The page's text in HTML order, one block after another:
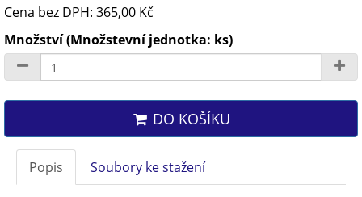
Cena bez DPH: 365,00 Kč
Množství (Množstevní jednotka: ks)
DO KOŠÍKU
Popis Soubory ke stažení